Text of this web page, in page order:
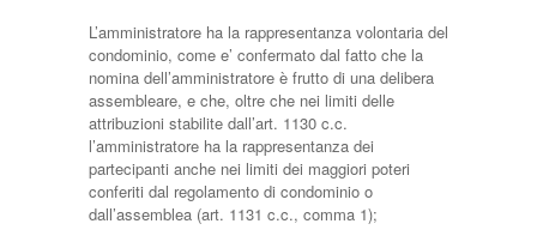
L’amministratore ha la rappresentanza volontaria del
condominio, come e’ confermato dal fatto che la
nomina dell’amministratore è frutto di una delibera
assembleare, e che, oltre che nei limiti delle
attribuzioni stabilite dall’art. 1130 c.c.
l’amministratore ha la rappresentanza dei
partecipanti anche nei limiti dei maggiori poteri
conferiti dal regolamento di condominio o
dall’assemblea (art. 1131 c.c., comma 1);